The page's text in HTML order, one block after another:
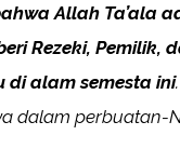
Allah Ta’ala
Rezeki, Pemilik,
di alam semesta ini
dalam perbuatan-